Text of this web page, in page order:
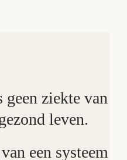
ziekte van
leven.
een systeem